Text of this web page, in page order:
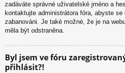
zadáváte správné uživatelské jméno a
kontaktujte administrátora fóra, abyste
zabanováni. Je také možné, že je na
měla být odstraněna.
Byl jsem ve fóru
přihlásit?!